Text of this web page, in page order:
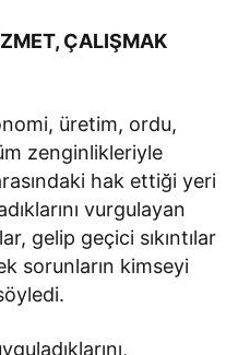
ÇALIŞMAK
üretim, ordu,
zenginlikleriyle
hak ettiği yeri
vurgulayan
gelip geçici sıkıntılar
sorunların kimseyi